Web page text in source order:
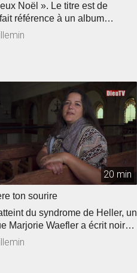
Noël ». Le titre est de
référence à un album
cette fin d’année. Ma foi
de réchauffer les coeurs, Colin
spécialiste dans ce domaine,
c’est la passion des
et Noël, un duo
Nous sommes allés vérifier
swing au Temple du Bas
20 min
ton sourire
du syndrome de Heller, un
Marjorie Waefler a écrit noir
son livre intitulé « Derrière